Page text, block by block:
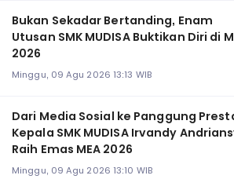
Bukan Sekadar Bertanding, Enam
Utusan SMK MUDISA Buktikan Diri di
2026
Minggu, 09 Agu 2026 13:13 WIB
Dari Media Sosial ke Panggung
Kepala SMK MUDISA Irvandy
Raih Emas MEA 2026
Minggu, 09 Agu 2026 13:10 WIB